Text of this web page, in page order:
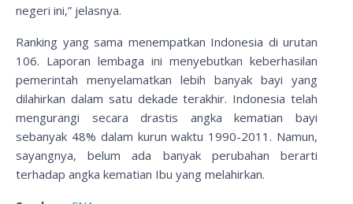
negeri ini,” jelasnya.
Ranking yang sama menempatkan Indonesia di urutan
106. Laporan lembaga ini menyebutkan keberhasilan
pemerintah menyelamatkan lebih banyak bayi yang
dilahirkan dalam satu dekade terakhir. Indonesia telah
mengurangi secara drastis angka kematian bayi
sebanyak 48% dalam kurun waktu 1990-2011. Namun,
sayangnya, belum ada banyak perubahan berarti
terhadap angka kematian Ibu yang melahirkan.